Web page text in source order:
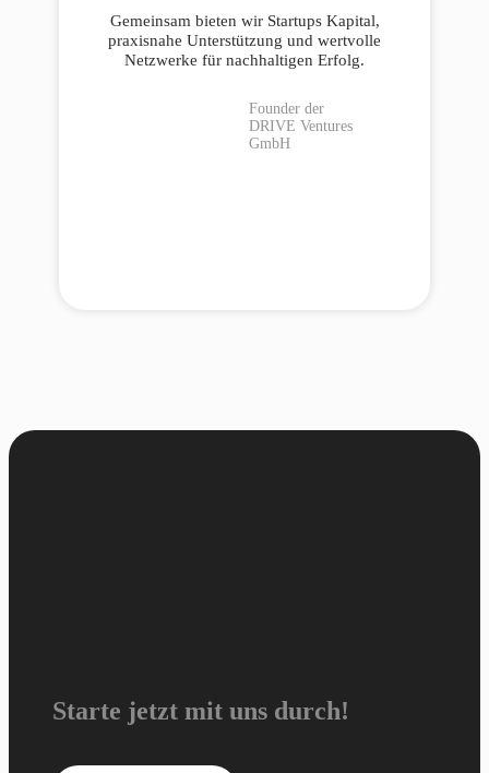
Gemeinsam bieten wir Startups Kapital,
praxisnahe Unterstützung und wertvolle
Netzwerke für nachhaltigen Erfolg.
Founder der
DRIVE Ventures
GmbH
Starte jetzt mit uns durch!